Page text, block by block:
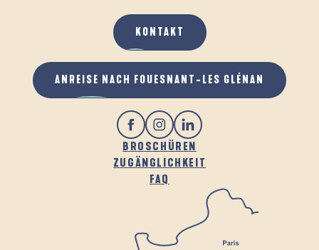
BROSCHÜREN
ZUGÄNGLICHKEIT
FAQ
KONTAKT
ANREISE NACH FOUESNANT-LES GLÉNAN